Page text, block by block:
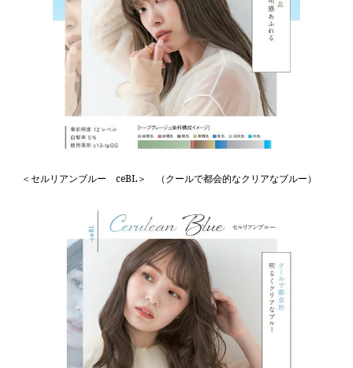
＜セルリアンブルー ceBL＞ （クールで都会的なクリアなブルー）